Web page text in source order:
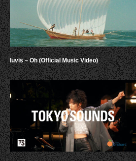
luvis – Oh (Official Music Video)